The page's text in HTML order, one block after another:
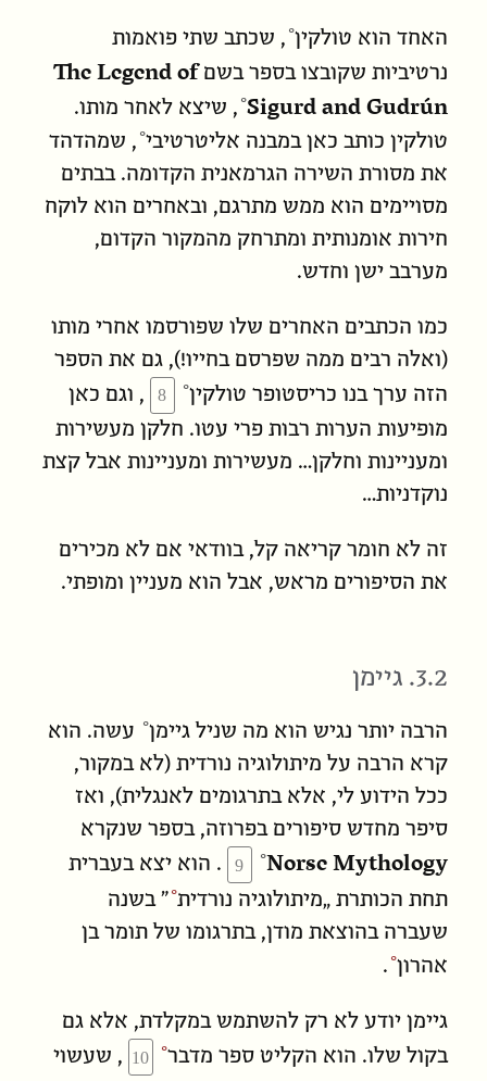
האחד הוא טולקין , שכתב שתי פואמות
נרטיביות שקובצו בספר בשםThe Legend of
Sigurd and Gudrún , שיצא לאחר מותו.
טולקין כותב כאן במבנה אליטרטיבי , שמהדהד
את מסורת השירה הגרמאנית הקדומה. בבתים
מסויימים הוא ממש מתרגם, ובאחרים הוא לוקח
חירות אומנותית ומתרחק מהמקור הקדום,
מערבב ישן וחדש.
כמו הכתבים האחרים שלו שפורסמו אחרי מותו
(ואלה רבים ממה שפרסם בחייו!), גם את הספר
הזה ערך בנו כריסטופר טולקין
, וגם כאן
מופיעות הערות רבות פרי עטו. חלקן מעשירות
ומעניינות וחלקן… מעשירות ומעניינות אבל קצת
נוקדניות…
זה לא חומר קריאה קל, בוודאי אם לא מכירים
את הסיפורים מראש, אבל הוא מעניין ומופתי.
3.2. גיימן
הרבה יותר נגיש הוא מה שניל גיימן
עשה. הוא
קרא הרבה על מיתולוגיה נורדית (לא במקור,
ככל הידוע לי, אלא בתרגומים לאנגלית), ואז
סיפר מחדש סיפורים בפרוזה, בספר שנקרא
Norse Mythology
. הוא יצא בעברית
תחת הכותרת „מיתולוגיה נורדית ” בשנה
שעברה בהוצאת מודן, בתרגומו של תומר בן
אהרון .
גיימן יודע לא רק להשתמש במקלדת, אלא גם
בקול שלו. הוא הקליט ספר מדבר
, שעשוי